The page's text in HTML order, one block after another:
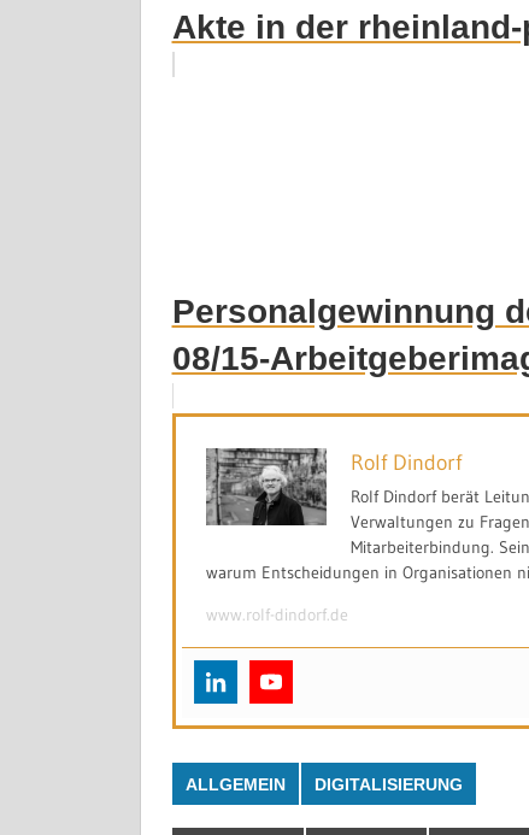
Akte in der
Personalgewinnung
08/15-
Rolf Dindorf
Rolf Dindorf berät
Verwaltungen zu
Mitarbeiterbindung.
warum Entscheidungen in Organisationen
www.rolf-dindorf.de
ALLGEMEIN DIGITALISIERUNG